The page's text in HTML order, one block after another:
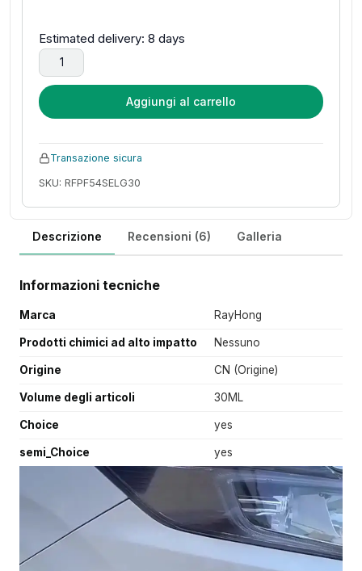
Estimated delivery: 8 days
Spray per Rimozione Graffi Auto LP225, Detergente per
Aggiungi al carrello
Transazione sicura
SKU: RFPF54SELG30
Descrizione Recensioni (6) Galleria
Informazioni tecniche
Marca RayHong
Prodotti chimici ad alto impatto Nessuno
Origine CN (Origine)
Volume degli articoli 30ML
Choice yes
semi_Choice yes